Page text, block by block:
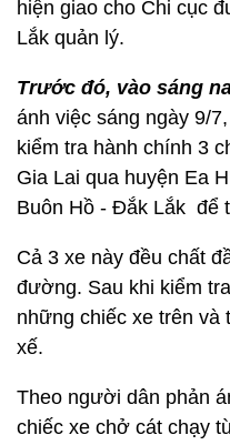
hiện giao cho Chi cục
Lắk quản lý.
Trước đó, vào sáng
ánh việc sáng ngày 9/
kiểm tra hành chính 3
Gia Lai qua huyện Ea
Buôn Hồ - Đắk Lắk để
Cả 3 xe này đều chất
đường. Sau khi kiểm
những chiếc xe trên và
xế.
Theo người dân phản
chiếc xe chở cát chạy